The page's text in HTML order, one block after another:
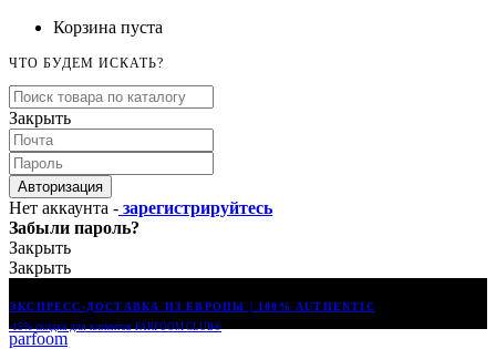
Корзина пуста
ЧТО БУДЕМ ИСКАТЬ?
Закрыть
Авторизация
Нет аккаунта - зарегистрируйтесь
Забыли пароль?
Закрыть
Закрыть
ЭКСПРЕСС-ДОСТАВКА ИЗ ЕВРОПЫ | 100% AUTHENTIC
-15% скидка для клиентов PARFOOM CLUB®
parfoom